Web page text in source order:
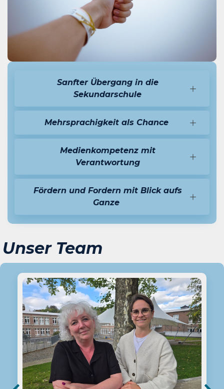
Sanfter Übergang in die
Sekundarschule
Mehrsprachigkeit als Chance
Medienkompetenz mit
Verantwortung
Fördern und Fordern mit Blick aufs
Ganze
Unser Team